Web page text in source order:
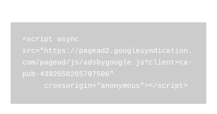
<script async
src="https://pagead2.googlesyndication.
com/pagead/js/adsbygoogle.js?client=ca-
pub-4392558285797506"
     crossorigin="anonymous"></script>